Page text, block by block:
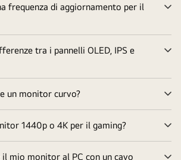
frequenza di aggiornamento per il
tra i pannelli OLED, IPS e
un monitor curvo?
1440p o 4K per il gaming?
il mio monitor al PC con un cavo